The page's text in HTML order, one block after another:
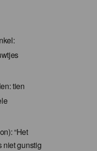
tien
“Het
niet gunstig